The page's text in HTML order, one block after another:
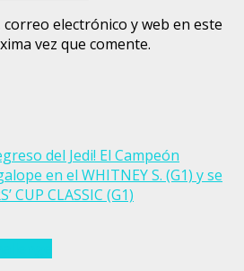
electrónico y web en este
vez que comente.
del Jedi! El Campeón
en el WHITNEY S. (G1) y se
CUP CLASSIC (G1)